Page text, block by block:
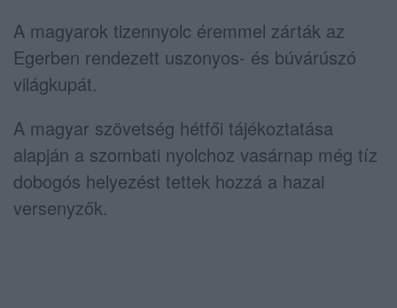
A magyarok tizennyolc éremmel zárták az
Egerben rendezett uszonyos- és búvárúszó
világkupát.
A magyar szövetség hétfői tájékoztatása
alapján a szombati nyolchoz vasárnap még tíz
dobogós helyezést tettek hozzá a hazai
versenyzők.